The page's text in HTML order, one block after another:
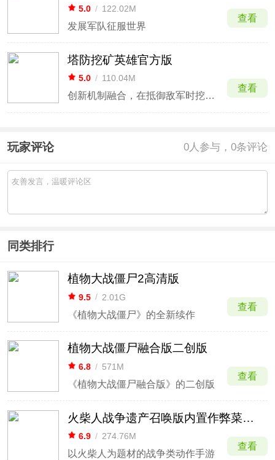
5.0 / 122.02M
发展军队征服世界
查看
塔防挖矿英雄官方版
5.0 / 110.04M
创新机制融合，在抵御敌军时挖掘矿产。
查看
玩家评论 0 人参与，0条评论
同类排行
植物大战僵尸2高清版
9.5 / 2.01G
《植物大战僵尸》的全新续作
查看
植物大战僵尸融合版二创版
6.8 / 571M
《植物大战僵尸融合版》的二创版
查看
火柴人战争遗产召唤版内置作弊菜单最新版
6.9 / 274.76M
以火柴人为题材的战争类动作手游
查看